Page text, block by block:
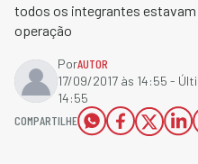
todos os integrantes
operação
PorAUTOR
17/09/2017 às 14:55 -
14:55
COMPARTILHE